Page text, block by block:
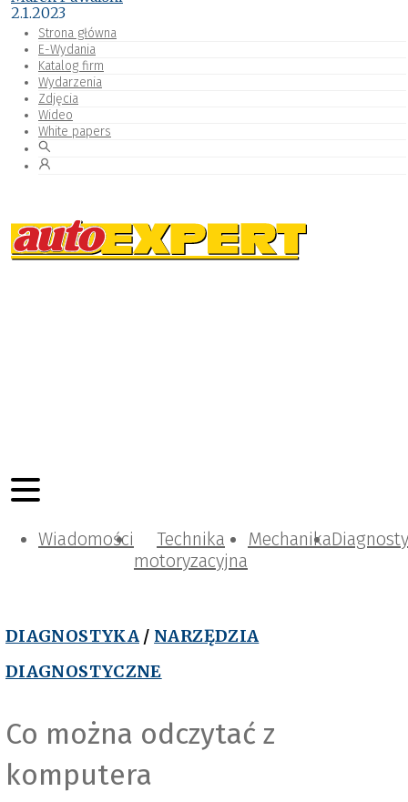
Strona główna
E-Wydania
Katalog firm
Wydarzenia
Zdjęcia
Wideo
White papers
Wiadomości
Technika
motoryzacyjna
Mechanika
DIAGNOSTYKA / NARZĘDZIA
DIAGNOSTYCZNE
Co można odczytać z
komputera
2.1.2023